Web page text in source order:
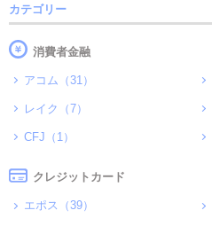
カテゴリー
消費者金融
アコム（31）
レイク（7）
CFJ（1）
クレジットカード
エポス（39）